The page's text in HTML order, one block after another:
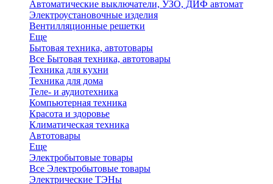
Автоматические выключатели, УЗО, ДИФ автомат
Электроустановочные изделия
Вентилляционные решетки
Еще
Бытовая техника, автотовары
Все Бытовая техника, автотовары
Техника для кухни
Техника для дома
Теле- и аудиотехника
Компьютерная техника
Красота и здоровье
Климатическая техника
Автотовары
Еще
Электробытовые товары
Все Электробытовые товары
Электрические ТЭНы